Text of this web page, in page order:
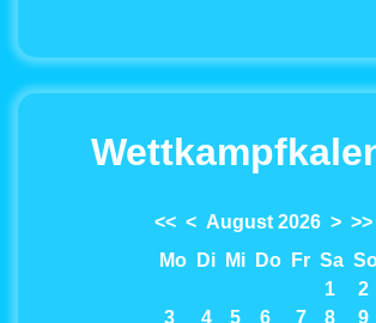
<< < August 2026 > >>
Mo
Di Mi Do Fr Sa
1
2
3
4 5 6 7 8
9